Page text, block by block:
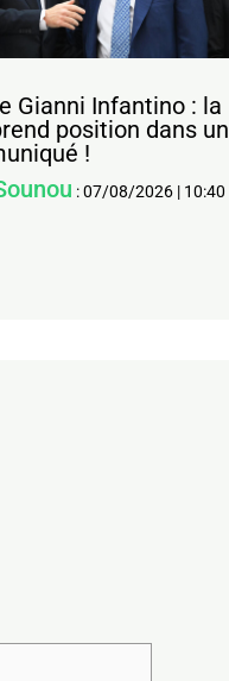
Gianni Infantino : la
position dans un
!
:07/08/2026| 10:40